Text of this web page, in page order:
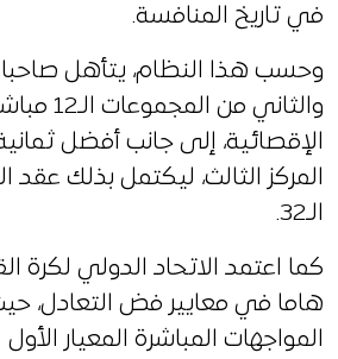
في تاريخ المنافسة.
وحسب هذا النظام، يتأهل صاحبا
والثاني من
الإقصائية، إلى جانب أفضل
المركز الثالث، ليكتمل بذلك عقد
الـ32.
كما اعتمد الاتحاد الدولي لكرة
هاما في معايير فض التعادل،
المواجهات المباشرة المعيار